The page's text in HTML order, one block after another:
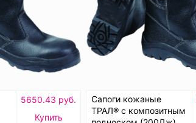
5650.43 руб.
Купить
Сапоги кожаные
ТРАЛ® с композитным